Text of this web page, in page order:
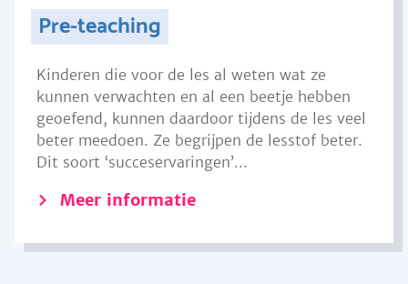
Pre-teaching
Kinderen die voor de les al weten wat ze
kunnen verwachten en al een beetje hebben
geoefend, kunnen daardoor tijdens de les veel
beter meedoen. Ze begrijpen de lesstof beter.
Dit soort ‘succeservaringen’...
Meer informatie